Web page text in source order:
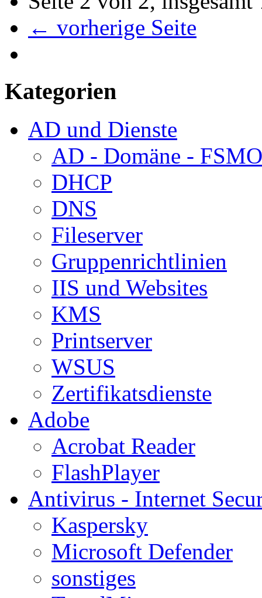
← vorherige Seite
Kategorien
AD und Dienste
AD - Domäne - FSMO
DHCP
DNS
Fileserver
Gruppenrichtlinien
IIS und Websites
KMS
Printserver
WSUS
Zertifikatsdienste
Adobe
Acrobat Reader
FlashPlayer
Antivirus - Internet
Kaspersky
Microsoft Defender
sonstiges